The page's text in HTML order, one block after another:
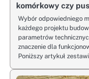
komórkowy czy
Wybór odpowiedniego
każdego projektu
parametrów
znaczenie dla
Poniższy artykuł